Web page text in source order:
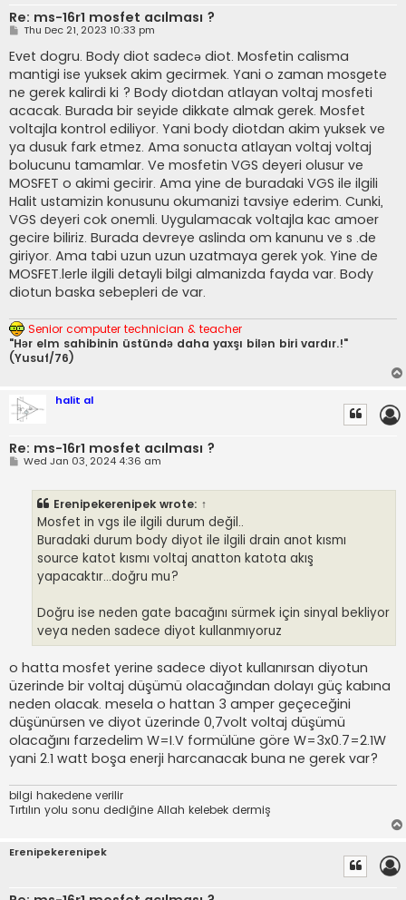
Re: ms-16r1 mosfet acılması ?
P
s
t
Thu Dec 21, 2023 10:33 pm
Evet dogru. Body diot sadecə diot. Mosfetin calisma
mantigi ise yuksek akim gecirmek. Yani o zaman mosgete
ne gerek kalirdi ki ? Body diotdan atlayan voltaj mosfeti
acacak. Burada bir seyide dikkate almak gerek. Mosfet
voltajla kontrol ediliyor. Yani body diotdan akim yuksek ve
ya dusuk fark etmez. Ama sonucta atlayan voltaj voltaj
bolucunu tamamlar. Ve mosfetin VGS deyeri olusur ve
MOSFET o akimi gecirir. Ama yine de buradaki VGS ile ilgili
Halit ustamizin konusunu okumanizi tavsiye ederim. Cunki,
VGS deyeri cok onemli. Uygulamacak voltajla kac amoer
gecire biliriz. Burada devreye aslinda om kanunu ve s .de
giriyor. Ama tabi uzun uzun uzatmaya gerek yok. Yine de
MOSFET.lerle ilgili detayli bilgi almanizda fayda var. Body
diotun baska sebepleri de var.
Senior computer technician & teacher
"Hər elm sahibinin üstündə daha yaxşı bilən biri vardır.!"
(Yusuf/76)
halit al
Re: ms-16r1 mosfet acılması ?
PWed Jan 03, 2024 4:36 am
Erenipekerenipek wrote: ↑
Mosfet in vgs ile ilgili durum değil..
Buradaki durum body diyot ile ilgili drain anot kısmı
source katot kısmı voltaj anatton katota akış
yapacaktır...doğru mu?
Doğru ise neden gate bacağını sürmek için sinyal bekliyor
veya neden sadece diyot kullanmıyoruz
o hatta mosfet yerine sadece diyot kullanırsan diyotun
üzerinde bir voltaj düşümü olacağından dolayı güç kabına
neden olacak. mesela o hattan 3 amper geçeceğini
düşünürsen ve diyot üzerinde 0,7volt voltaj düşümü
olacağını farzedelim W=I.V formülüne göre W=3x0.7=2.1W
yani 2.1 watt boşa enerji harcanacak buna ne gerek var?
bilgi hakedene verilir
Tırtılın yolu sonu dediğine Allah kelebek dermiş
Erenipekerenipek